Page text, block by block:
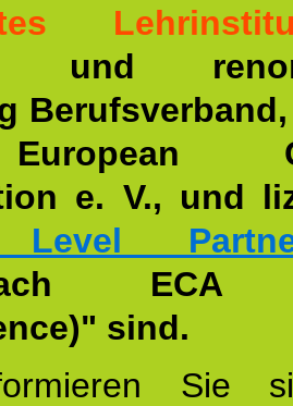
und
e. V., und
Level
ECA
sind.
Sie